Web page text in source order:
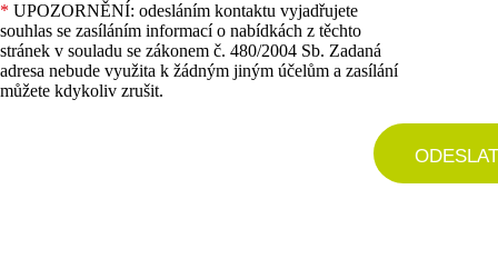
* UPOZORNĚNÍ: odesláním kontaktu vyjadřujete
souhlas se zasíláním informací o nabídkách z těchto
stránek v souladu se zákonem č. 480/2004 Sb. Zadaná
adresa nebude využita k žádným jiným účelům a zasílání
můžete kdykoliv zrušit.
ODESLAT